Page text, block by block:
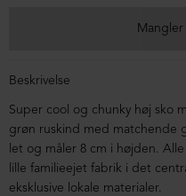
Beskrivelse
Super cool og chunky høj sko
grøn ruskind med matchende
let og måler 8 cm i højden.
lille familieejet fabrik i det
eksklusive lokale materialer.